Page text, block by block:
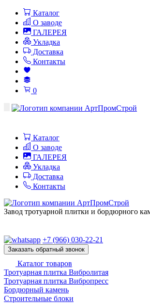
Каталог
О заводе
ГАЛЕРЕЯ
Укладка
Доставка
Контакты
0
Каталог
О заводе
ГАЛЕРЕЯ
Укладка
Доставка
Контакты
Завод тротуарной плитки и бордюрного
+7 (966) 030-22-21
Заказать обратный звонок
Каталог товаров
Тротуарная плитка Вибролитая
Тротуарная плитка Вибропресс
Бордюрный камень
Строительные блоки